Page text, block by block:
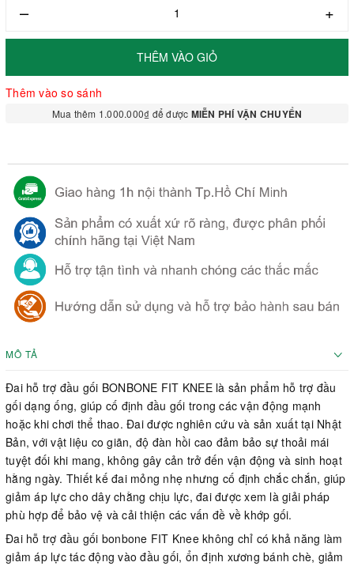
– +
THÊM VÀO GIỎ
Thêm vào so sánh
Mua thêm 1.000.000₫ để được MIỄN PHÍ VẬN CHUYỂN
MÔ TẢ
Đai hỗ trợ đầu gối BONBONE FIT KNEE là sản phẩm hỗ trợ đầu
gối dạng ống, giúp cố định đầu gối trong các vận động mạnh
hoặc khi chơi thể thao. Đai được nghiên cứu và sản xuất tại Nhật
Bản, với vật liệu co giãn, độ đàn hồi cao đảm bảo sự thoải mái
tuyệt đối khi mang, không gây cản trở đến vận động và sinh hoạt
hằng ngày. Thiết kế đai mỏng nhẹ nhưng cố định chắc chắn, giúp
giảm áp lực cho dây chằng chịu lực, đai được xem là giải pháp
phù hợp để bảo vệ và cải thiện các vấn đề về khớp gối.
Đai hỗ trợ đầu gối bonbone FIT Knee không chỉ có khả năng làm
giảm áp lực tác động vào đầu gối, ổn định xương bánh chè, giảm